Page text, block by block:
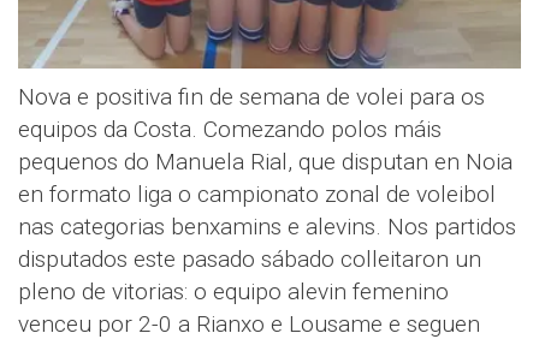
Nova e positiva fin de semana de volei para os
equipos da Costa. Comezando polos máis
pequenos do Manuela Rial, que disputan en Noia
en formato liga o campionato zonal de voleibol
nas categorias benxamins e alevins. Nos partidos
disputados este pasado sábado colleitaron un
pleno de vitorias: o equipo alevin femenino
venceu por 2-0 a Rianxo e Lousame e seguen